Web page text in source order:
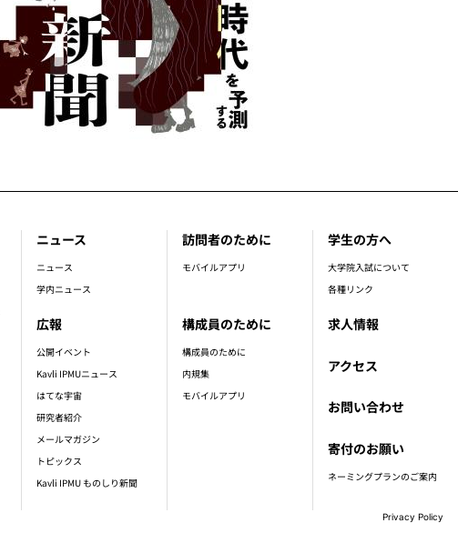
ニュース
ニュース
学内ニュース
広報
公開イベント
Kavli IPMUニュース
はてな宇宙
研究者紹介
メールマガジン
トピックス
Kavli IPMU ものしり新聞
求人情報
訪問者のために
モバイルアプリ
構成員のために
構成員のために
内規集
モバイルアプリ
学生の方へ
大学院入試について
各種リンク
アクセス
お問い合わせ
寄付のお願い
ネーミングプランのご案内
Privacy Policy